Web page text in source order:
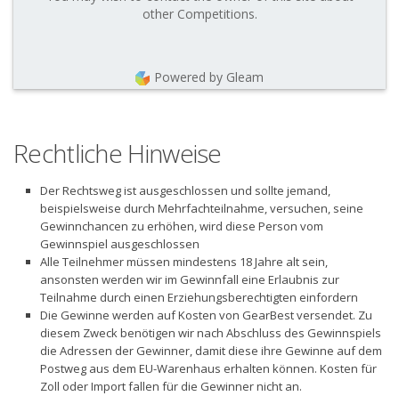
other Competitions.
Powered by Gleam
Rechtliche Hinweise
Der Rechtsweg ist ausgeschlossen und sollte jemand,
beispielsweise durch Mehrfachteilnahme, versuchen, seine
Gewinnchancen zu erhöhen, wird diese Person vom
Gewinnspiel ausgeschlossen
Alle Teilnehmer müssen mindestens 18 Jahre alt sein,
ansonsten werden wir im Gewinnfall eine Erlaubnis zur
Teilnahme durch einen Erziehungsberechtigten einfordern
Die Gewinne werden auf Kosten von GearBest versendet. Zu
diesem Zweck benötigen wir nach Abschluss des Gewinnspiels
die Adressen der Gewinner, damit diese ihre Gewinne auf dem
Postweg aus dem EU-Warenhaus erhalten können. Kosten für
Zoll oder Import fallen für die Gewinner nicht an.